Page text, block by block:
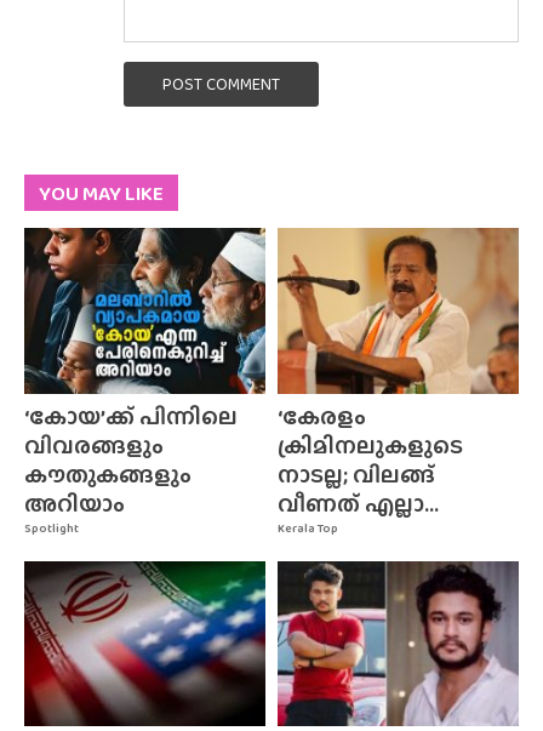
POST COMMENT
YOU MAY LIKE
Spotlight
‘കോയ’ക്ക് പിന്നിലെ
വിവരങ്ങളും
കൗതുകങ്ങളും
അറിയാം
Kerala Top
‘കേരളം
ക്രിമിനലുകളുടെ
നാടല്ല; വിലങ്ങ്
വീണത് എല്ലാ...